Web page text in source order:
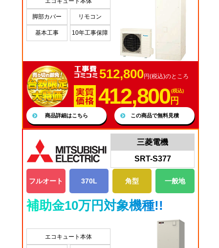
脚部カバー リモコン
基本工事 10年工事保障
512,800円(税込)のところ
412,800(税込)
円
商品詳細はこちら この商品で無料見積
三菱電機
SRT-S377
フルオート 370L 角型 一般地
補助金10万円対象機種!!
エコキュート本体